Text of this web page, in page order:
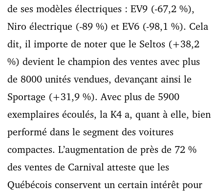
de ses modèles électriques : EV9 (-67,2 %),
Niro électrique (-89 %) et EV6 (-98,1 %). Cela
dit, il importe de noter que le Seltos (+38,2
%) devient le champion des ventes avec plus
de 8000 unités vendues, devançant ainsi le
Sportage (+31,9 %). Avec plus de 5900
exemplaires écoulés, la K4 a, quant à elle, bien
performé dans le segment des voitures
compactes. L’augmentation de près de 72 %
des ventes de Carnival atteste que les
Québécois conservent un certain intérêt pour